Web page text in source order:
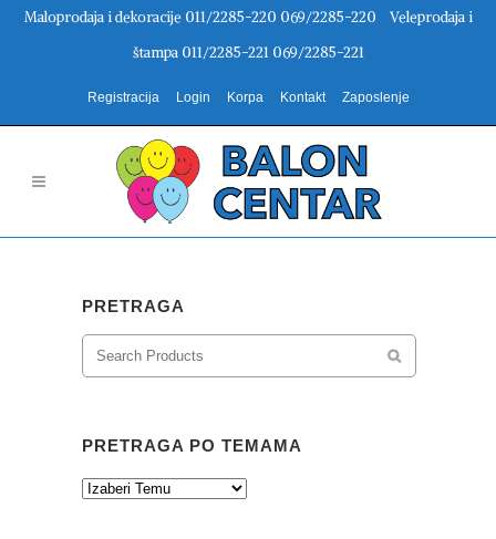
Maloprodaja i dekoracije 011/2285-220 069/2285-220 Veleprodaja i
štampa 011/2285-221 069/2285-221
Registracija Login Korpa Kontakt Zaposlenje
PRETRAGA
PRETRAGA PO TEMAMA